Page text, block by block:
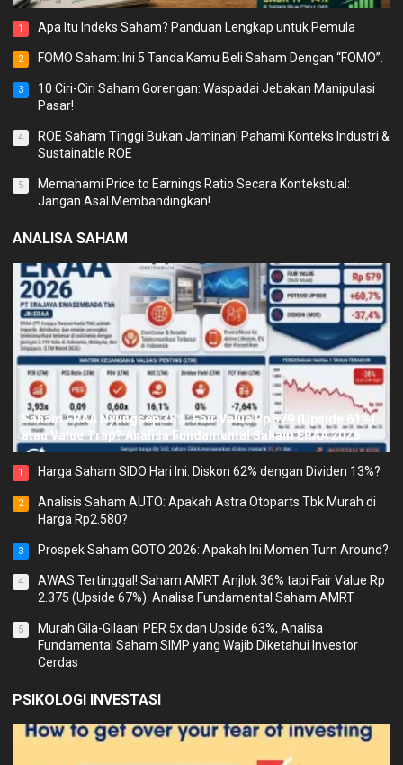
1 Apa Itu Indeks Saham? Panduan Lengkap untuk Pemula
2 FOMO Saham: Ini 5 Tanda Kamu Beli Saham Dengan “FOMO”.
3
10 Ciri-Ciri Saham Gorengan: Waspadai Jebakan Manipulasi
Pasar!
4
ROE Saham Tinggi Bukan Jaminan! Pahami Konteks Industri &
Sustainable ROE
5
Memahami Price to Earnings Ratio Secara Kontekstual:
Jangan Asal Membandingkan!
ANALISA SAHAM
Saham ERAA Nyungsep 38%: Fair Value Rp 579 (Upside 61%)
atau Value Trap? Analisa Fundamental Saham ERAA 2026
1 Harga Saham SIDO Hari Ini: Diskon 62% dengan Dividen 13%?
2
Analisis Saham AUTO: Apakah Astra Otoparts Tbk Murah di
Harga Rp2.580?
3 Prospek Saham GOTO 2026: Apakah Ini Momen Turn Around?
4
AWAS Tertinggal! Saham AMRT Anjlok 36% tapi Fair Value Rp
2.375 (Upside 67%). Analisa Fundamental Saham AMRT
5
Murah Gila-Gilaan! PER 5x dan Upside 63%, Analisa
Fundamental Saham SIMP yang Wajib Diketahui Investor
Cerdas
PSIKOLOGI INVESTASI